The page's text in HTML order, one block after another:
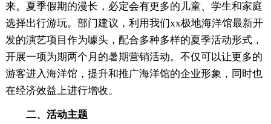
来。夏季假期的漫长，必定会有更多的儿童、学生和家庭
选择出行游玩。部门建议，利用我们xx极地海洋馆最新开
发的演艺项目作为噱头，配合多种多样的夏季活动形式，
开展一项为期两个月的暑期营销活动。不仅可以让更多的
游客进入海洋馆，提升和推广海洋馆的企业形象，同时也
在经济效益上进行增收。
二、活动主题